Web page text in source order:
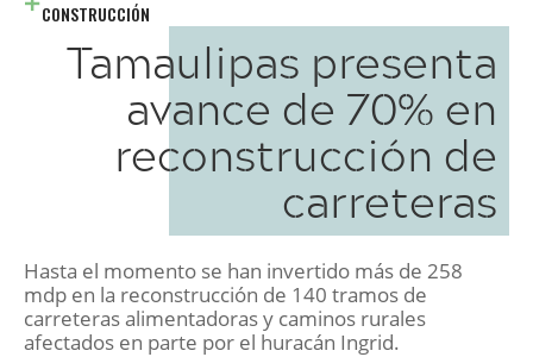
CONSTRUCCIÓN
Tamaulipas presenta
avance de 70% en
reconstrucción de
carreteras
Hasta el momento se han invertido más de 258
mdp en la reconstrucción de 140 tramos de
carreteras alimentadoras y caminos rurales
afectados en parte por el huracán Ingrid.